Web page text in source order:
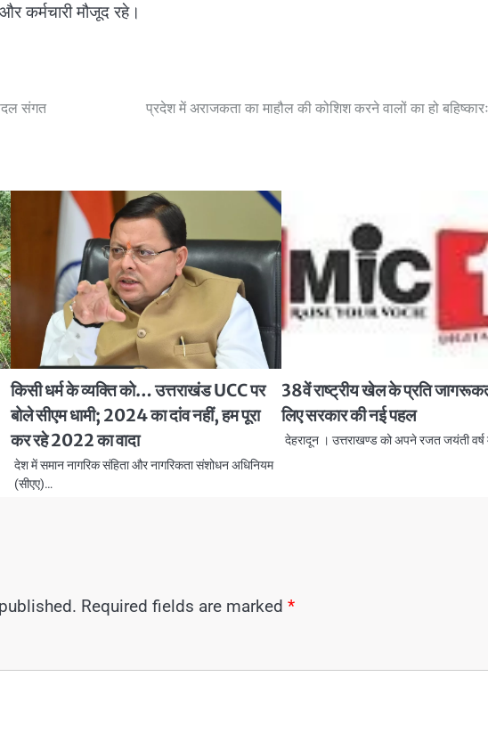
कर्मचारी मौजूद रहे।
संगत प्रदेश में अराजकता का माहौल की कोशिश करने वालों का हो
किसी धर्म के व्यक्ति को… उत्तराखंड UCC पर
बोले सीएम धामी; 2024 का दांव नहीं, हम पूरा
कर रहे 2022 का वादा
देश में समान नागरिक संहिता और नागरिकता संशोधन अधिनियम
(सीएए)…
38वें राष्ट्रीय खेल के प्रति
लिए सरकार की नई पहल
देहरादून । उत्तराखण्ड को अपने रजत जयंती
Required fields are marked *